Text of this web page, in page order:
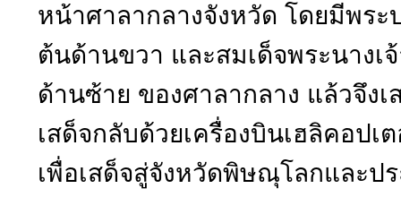
หน้าศาลากลางจังหวัด โดยมีพระ
ต้นด้านขวา และสมเด็จพระนาง
ด้านซ้าย ของศาลากลาง แล้วจึง
เสด็จกลับด้วยเครื่องบินเฮลิคอปเ
เพื่อเสด็จสู่จังหวัดพิษณุโลกและป